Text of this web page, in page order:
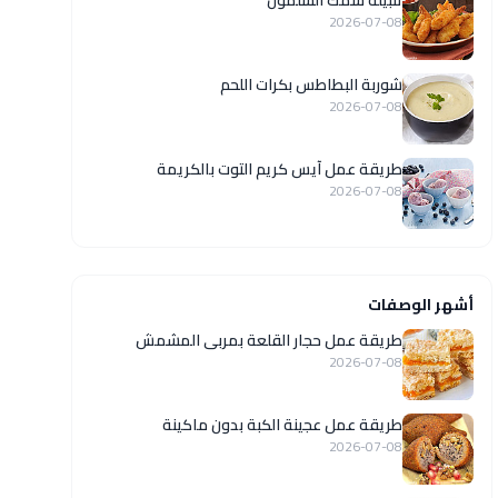
2026-07-08
شوربة البطاطس بكرات اللحم
2026-07-08
طريقة عمل آيس كريم التوت بالكريمة
2026-07-08
أشهر الوصفات
طريقة عمل حجار القلعة بمربى المشمش
2026-07-08
طريقة عمل عجينة الكبة بدون ماكينة
2026-07-08